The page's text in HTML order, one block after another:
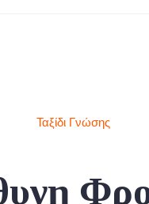
Ταξίδι Γνώσης